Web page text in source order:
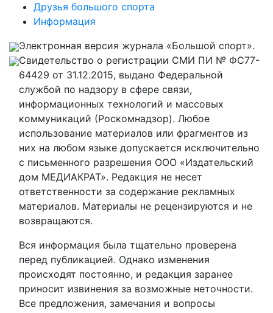
Друзья большого спорта
Информация
Электронная версия журнала «Большой спорт».
Свидетельство о регистрации СМИ ПИ № ФС77-
64429 от 31.12.2015, выдано Федеральной
службой по надзору в сфере связи,
информационных технологий и массовых
коммуникаций (Роскомнадзор). Любое
использование материалов или фрагментов из
них на любом языке допускается исключительно
с письменного разрешения ООО «Издательский
дом МЕДИАКРАТ». Редакция не несет
ответственности за содержание рекламных
материалов. Материалы не рецензируются и не
возвращаются.
Вся информация была тщательно проверена
перед публикацией. Однако изменения
происходят постоянно, и редакция заранее
приносит извинения за возможные неточности.
Все предложения, замечания и вопросы